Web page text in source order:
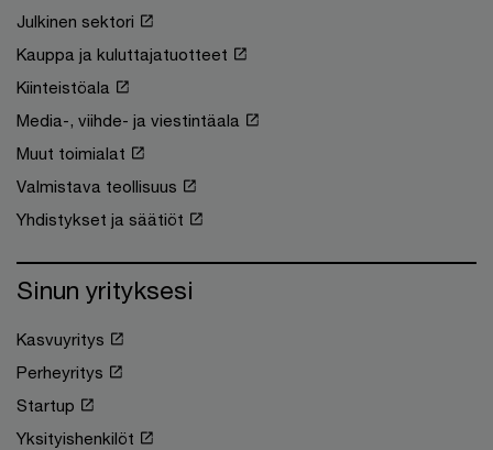
Julkinen sektori
Kauppa ja kuluttajatuotteet
Kiinteistöala
Media-, viihde- ja viestintäala
Muut toimialat
Valmistava teollisuus
Yhdistykset ja säätiöt
Sinun yrityksesi
Kasvuyritys
Perheyritys
Startup
Yksityishenkilöt